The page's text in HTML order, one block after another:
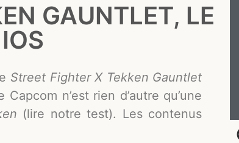
GAUNTLET, LE
Street Fighter X Tekken Gauntlet
n’est rien d’autre qu’une
(lire notre test). Les contenus